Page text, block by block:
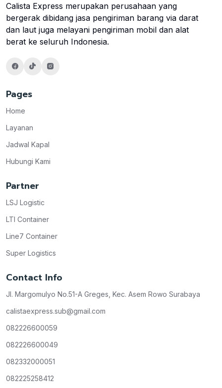
Calista Express merupakan perusahaan yang
bergerak dibidang jasa pengiriman barang via darat
dan laut juga melayani pengiriman mobil dan alat
berat ke seluruh Indonesia.
Pages
Home
Layanan
Jadwal Kapal
Hubungi Kami
Partner
LSJ Logistic
LTI Container
Line7 Container
Super Logistics
Contact Info
Jl. Margomulyo No.51-A Greges, Kec. Asem Rowo Surabaya
calistaexpress.sub@gmail.com
082226600059
082226600049
082332000051
082225258412